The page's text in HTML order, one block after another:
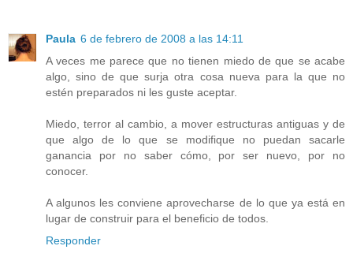
Paula 6 de febrero de 2008 a las 14:11
A veces me parece que no tienen miedo de que se acabe
algo, sino de que surja otra cosa nueva para la que no
estén preparados ni les guste aceptar.
Miedo, terror al cambio, a mover estructuras antiguas y de
que algo de lo que se modifique no puedan sacarle
ganancia por no saber cómo, por ser nuevo, por no
conocer.
A algunos les conviene aprovecharse de lo que ya está en
lugar de construir para el beneficio de todos.
Responder